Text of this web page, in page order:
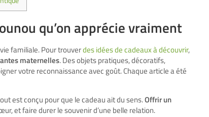
qu’on apprécie vraiment
familiale. Pour trouverdes idées de cadeaux à découvrir,
maternelles. Des objets pratiques, décoratifs,
votre reconnaissance avec goût. Chaque article a été
est conçu pour que le cadeau ait du sens.Offrir un
et faire durer le souvenir d’une belle relation.